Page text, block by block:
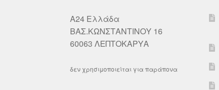
A24 Ελλάδα
ΒΑΣ.ΚΩΝΣΤΑΝΤΙΝΟΥ 16
60063 ΛΕΠΤΟΚΑΡΥΑ
δεν χρησιμοποιείται για παράπονα